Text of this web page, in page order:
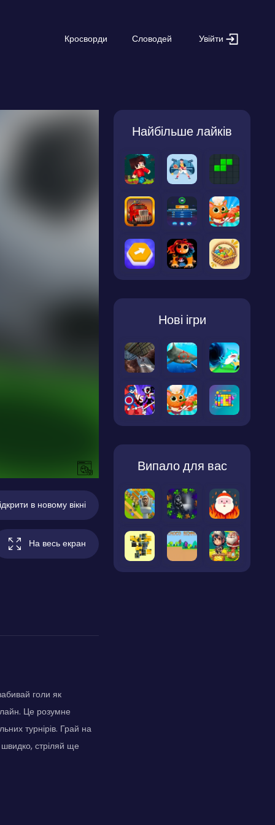
Кросворди Словодей Увійти
в новому вікні
На весь екран
голи як
Це розумне
турнірів. Грай на
стріляй ще
Найбільше лайків
Нові ігри
Випало для вас